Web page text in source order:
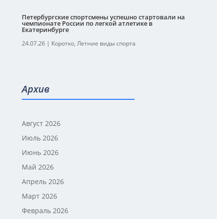
Петербургские спортсмены успешно стартовали на
чемпионате России по легкой атлетике в
Екатеринбурге
24.07.26| Коротко, Летние виды спорта
Архив
Август 2026
Июль 2026
Июнь 2026
Май 2026
Апрель 2026
Март 2026
Февраль 2026